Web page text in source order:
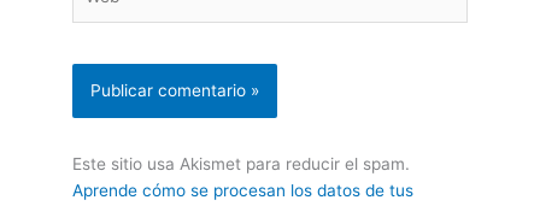
Este sitio usa Akismet para reducir el spam.
Aprende cómo se procesan los datos de tus